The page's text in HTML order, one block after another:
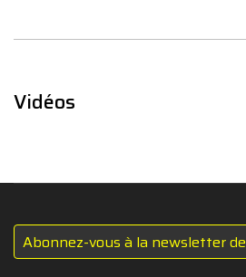
Vidéos
Abonnez-vous à la newsletter